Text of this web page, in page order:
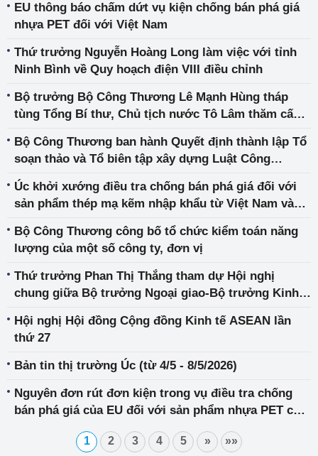
EU thông báo chấm dứt vụ kiện chống bán phá giá
nhựa PET đối với Việt Nam
Thứ trưởng Nguyễn Hoàng Long làm việc với tỉnh
Ninh Bình về Quy hoạch điện VIII điều chỉnh
Bộ trưởng Bộ Công Thương Lê Mạnh Hùng tháp
tùng Tổng Bí thư, Chủ tịch nước Tô Lâm thăm cấp
Bộ Công Thương ban hành Quyết định thành lập Tổ
soạn thảo và Tổ biên tập xây dựng Luật Công
nghiệp trọng điểm
Úc khởi xướng điều tra chống bán phá giá đối với
sản phẩm thép mạ kẽm nhập khẩu từ Việt Nam và
Bộ Công Thương công bố tổ chức kiểm toán năng
lượng của một số công ty, đơn vị
Thứ trưởng Phan Thị Thắng tham dự Hội nghị
chung giữa Bộ trưởng Ngoại giao-Bộ trưởng Kinh
Hội nghị Hội đồng Cộng đồng Kinh tế ASEAN lần
thứ 27
Bản tin thị trường Úc (từ 4/5 - 8/5/2026)
Nguyên đơn rút đơn kiện trong vụ điều tra chống
bán phá giá của EU đối với sản phẩm nhựa PET của
1 2 3 4 5 » »»